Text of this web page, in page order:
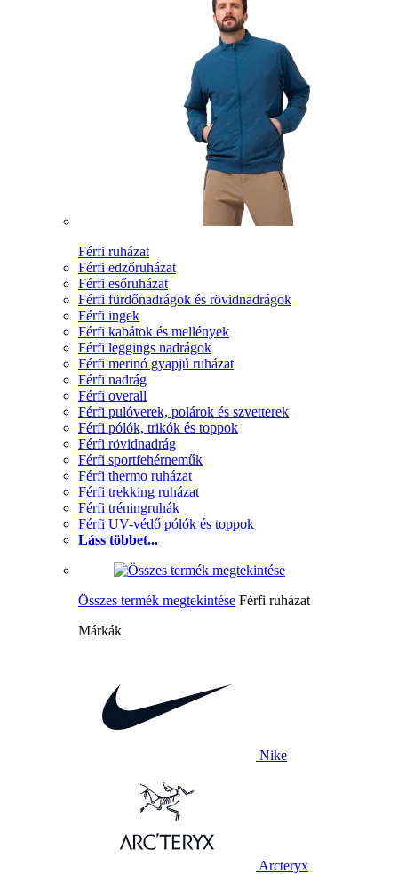
Férfi ruházat
Férfi edzőruházat
Férfi esőruházat
Férfi fürdőnadrágok és rövidnadrágok
Férfi ingek
Férfi kabátok és mellények
Férfi leggings nadrágok
Férfi merinó gyapjú ruházat
Férfi nadrág
Férfi overall
Férfi pulóverek, polárok és szvetterek
Férfi pólók, trikók és toppok
Férfi rövidnadrág
Férfi sportfehérneműk
Férfi thermo ruházat
Férfi trekking ruházat
Férfi tréningruhák
Férfi UV-védő pólók és toppok
Láss többet...
Összes termék megtekintése Férfi ruházat
Márkák
Nike
Arcteryx